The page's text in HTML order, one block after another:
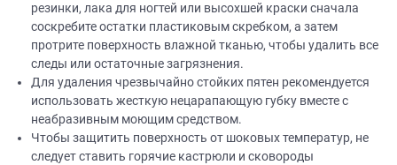
резинки, лака для ногтей или высохшей краски сначала
соскребите остатки пластиковым скребком, а затем
протрите поверхность влажной тканью, чтобы удалить все
следы или остаточные загрязнения.
Для удаления чрезвычайно стойких пятен рекомендуется
использовать жесткую нецарапающую губку вместе с
неабразивным моющим средством.
Чтобы защитить поверхность от шоковых температур, не
следует ставить горячие кастрюли и сковороды